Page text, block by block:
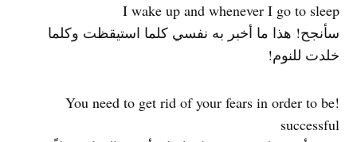
I wake up and whenever I go to sleep
سأنجح! هذا ما أخبر به نفسي كلما استيقظت وكلما
خلدت للنوم!
!You need to get rid of your fears in order to be
successful